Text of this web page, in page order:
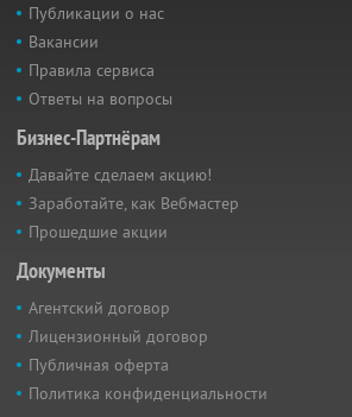
Публикации о нас
Вакансии
Правила сервиса
Ответы на вопросы
Бизнес-Партнёрам
Давайте сделаем акцию!
Заработайте, как Вебмастер
Прошедшие акции
Документы
Агентский договор
Лицензионный договор
Публичная оферта
Политика конфиденциальности